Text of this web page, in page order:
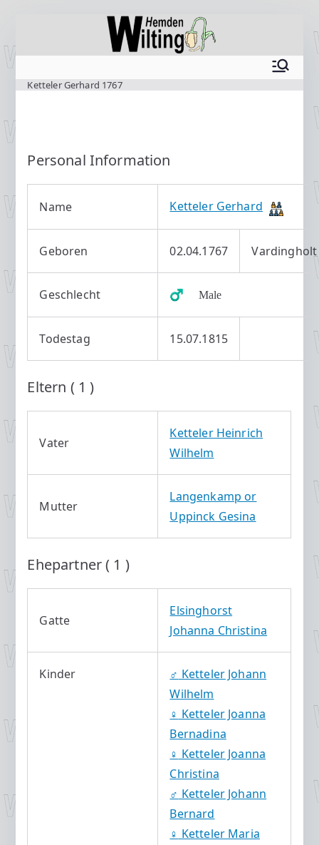
Inhalt
Ketteler Gerhard 1767
Personal Information
Name Ketteler Gerhard
Geboren 02.04.1767 Vardingholt
Geschlecht ♂️ Male
Todestag 15.07.1815
Eltern ( 1 )
Vater
Ketteler Heinrich
Wilhelm
Mutter
Langenkamp or
Uppinck Gesina
Ehepartner ( 1 )
Gatte
Elsinghorst
Johanna Christina
Kinder ♂️ Ketteler Johann
Wilhelm
♀️ Ketteler Joanna
Bernadina
♀️ Ketteler Joanna
Christina
♂️ Ketteler Johann
Bernard
♀️ Ketteler Maria